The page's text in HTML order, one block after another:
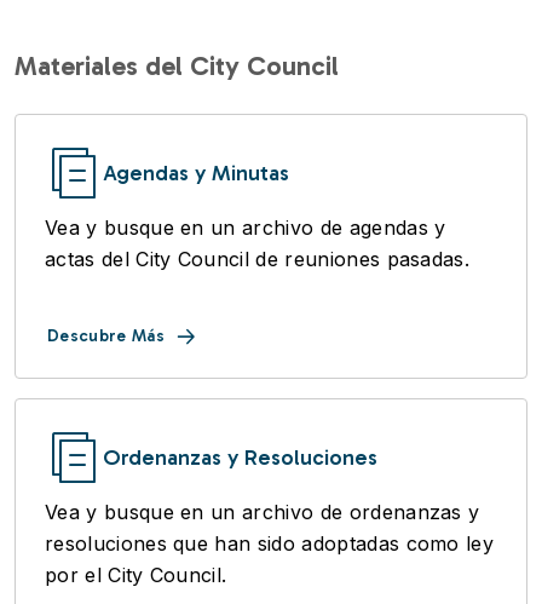
Materiales del City Council
Agendas y Minutas
Vea y busque en un archivo de agendas y
actas del City Council de reuniones pasadas.
Descubre Más
Ordenanzas y Resoluciones
Vea y busque en un archivo de ordenanzas y
resoluciones que han sido adoptadas como ley
por el City Council.